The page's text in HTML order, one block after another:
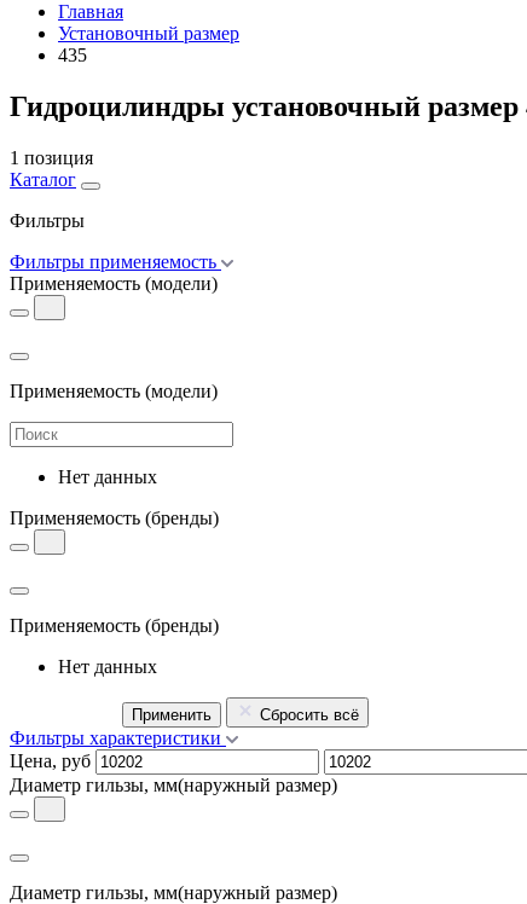
Главная
Установочный размер
435
Гидроцилиндры установочный
1 позиция
Каталог
Фильтры
Фильтры применяемость
Применяемость (модели)
Применяемость (модели)
Нет данных
Применяемость (бренды)
Применяемость (бренды)
Нет данных
Применить Сбросить всё
Фильтры характеристики
Цена, руб
Диаметр гильзы, мм(наружный размер)
Диаметр гильзы, мм(наружный размер)